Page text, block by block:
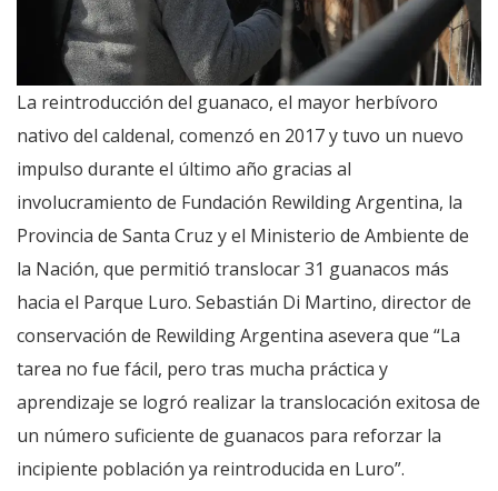
La reintroducción del guanaco, el mayor herbívoro
nativo del caldenal, comenzó en 2017 y tuvo un nuevo
impulso durante el último año gracias al
involucramiento de Fundación Rewilding Argentina, la
Provincia de Santa Cruz y el Ministerio de Ambiente de
la Nación, que permitió translocar 31 guanacos más
hacia el Parque Luro. Sebastián Di Martino, director de
conservación de Rewilding Argentina asevera que “La
tarea no fue fácil, pero tras mucha práctica y
aprendizaje se logró realizar la translocación exitosa de
un número suficiente de guanacos para reforzar la
incipiente población ya reintroducida en Luro”.